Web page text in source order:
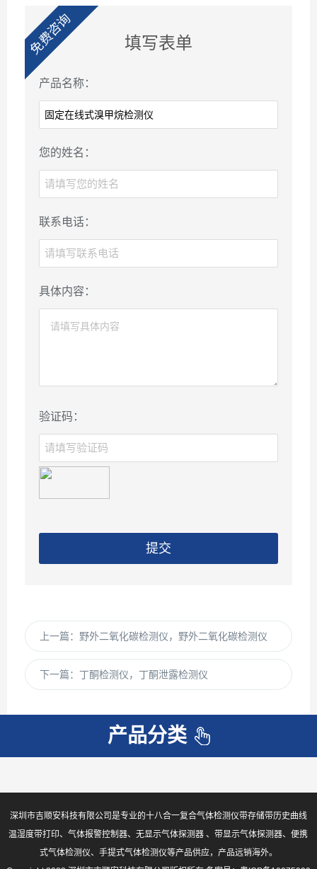
免费咨询 填写表单
产品名称：
您的姓名：
联系电话：
具体内容：
验证码：
提交
上一篇： 野外二氧化碳检测仪，野外二氧化碳检测仪
下一篇： 丁酮检测仪，丁酮泄露检测仪
产品分类
深圳市吉顺安科技有限公司是专业的十八合一复合气体检测仪带存储带历史曲线
温湿度带打印、气体报警控制器、无显示气体探测器 、带显示气体探测器、便携
式气体检测仪、手提式气体检测仪等产品供应，产品远销海外。